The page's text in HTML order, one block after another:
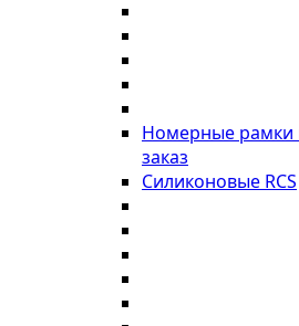
Номерные рамки
заказ
Силиконовые RCS